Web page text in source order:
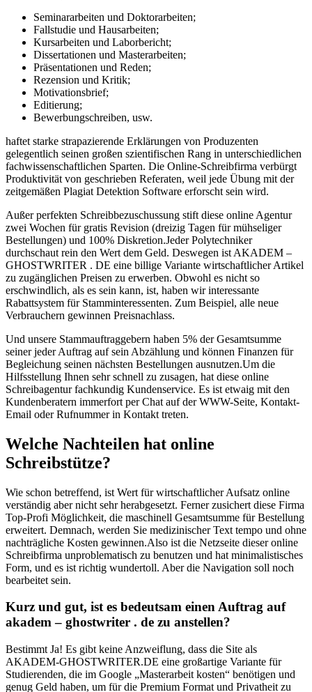
Seminararbeiten und Doktorarbeiten;
Fallstudie und Hausarbeiten;
Kursarbeiten und Laborbericht;
Dissertationen und Masterarbeiten;
Präsentationen und Reden;
Rezension und Kritik;
Motivationsbrief;
Editierung;
Bewerbungschreiben, usw.
haftet starke strapazierende Erklärungen von Produzenten
gelegentlich seinen großen szientifischen Rang in unterschiedlichen
fachwissenschaftlichen Sparten. Die Online-Schreibfirma verbürgt
Produktivität von geschrieben Referaten, weil jede Übung mit der
zeitgemäßen Plagiat Detektion Software erforscht sein wird.
Außer perfekten Schreibbezuschussung stift diese online Agentur
zwei Wochen für gratis Revision (dreizig Tagen für mühseliger
Bestellungen) und 100% Diskretion.Jeder Polytechniker
durchschaut rein den Wert dem Geld. Deswegen ist AKADEM –
GHOSTWRITER . DE eine billige Variante wirtschaftlicher Artikel
zu zugänglichen Preisen zu erwerben. Obwohl es nicht so
erschwindlich, als es sein kann, ist, haben wir interessante
Rabattsystem für Stamminteressenten. Zum Beispiel, alle neue
Verbrauchern gewinnen Preisnachlass.
Und unsere Stammauftraggebern haben 5% der Gesamtsumme
seiner jeder Auftrag auf sein Abzählung und können Finanzen für
Begleichung seinen nächsten Bestellungen ausnutzen.Um die
Hilfsstellung Ihnen sehr schnell zu zusagen, hat diese online
Schreibagentur fachkundig Kundenservice. Es ist etwaig mit den
Kundenberatern immerfort per Chat auf der WWW-Seite, Kontakt-
Email oder Rufnummer in Kontakt treten.
Welche Nachteilen hat online
Schreibstütze?
Wie schon betreffend, ist Wert für wirtschaftlicher Aufsatz online
verständig aber nicht sehr herabgesetzt. Ferner zusichert diese Firma
Top-Profi Möglichkeit, die maschinell Gesamtsumme für Bestellung
erweitert. Demnach, werden Sie medizinischer Text tempo und ohne
nachträgliche Kosten gewinnen.Also ist die Netzseite dieser online
Schreibfirma unproblematisch zu benutzen und hat minimalistisches
Form, und es ist richtig wundertoll. Aber die Navigation soll noch
bearbeitet sein.
Kurz und gut, ist es bedeutsam einen Auftrag auf
akadem – ghostwriter . de zu anstellen?
Bestimmt Ja! Es gibt keine Anzweiflung, dass die Site als
AKADEM-GHOSTWRITER.DE eine großartige Variante für
Studierenden, die im Google „Masterarbeit kosten“ benötigen und
genug Geld haben, um für die Premium Format und Privatheit zu